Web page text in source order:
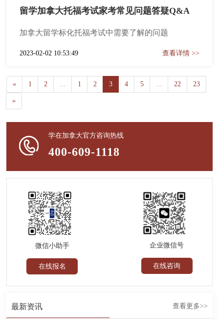
留学加拿大托福考试家考常见问题答疑Q&A
加拿大留学标化托福考试中需要了解的问题
2023-02-02 10:53:49 查看详情 >>
« 1 2 ... 1 2 3 4 5 ... 22 23
»
学在加拿大官方咨询热线
400-609-1118
微信小助手
在线报名
企业微信号
在线咨询
最新资讯 查看更多>>